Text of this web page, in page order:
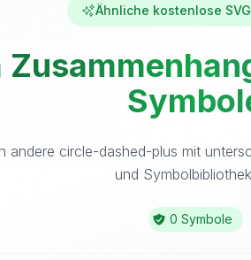
Ähnliche kostenlose
andere circle-dashed-plus mit
und
0 Symbole